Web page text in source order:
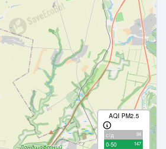
AQI PM2.5
с/д 94
0-50 147